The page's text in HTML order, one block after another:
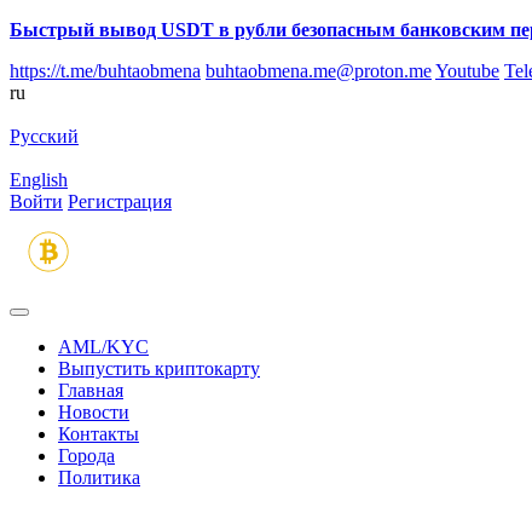
Быстрый вывод USDT в рубли безопасным банковским
https://t.me/buhtaobmena buhtaobmena.me@proton.meYoutube
ru
Русский
English
Войти Регистрация
AML/KYC
Выпустить криптокарту
Главная
Новости
Контакты
Города
Политика